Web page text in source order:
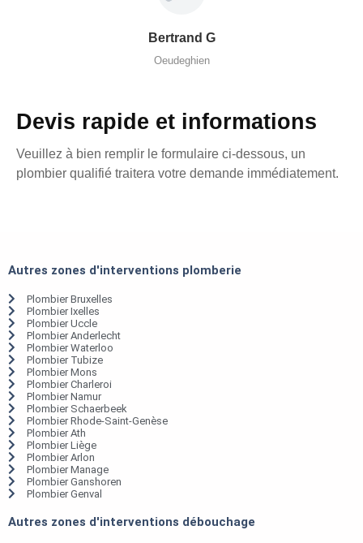
Bertrand G
Oeudeghien
Devis rapide et informations
Veuillez à bien remplir le formulaire ci-dessous, un
plombier qualifié traitera votre demande immédiatement.
Autres zones d'interventions plomberie
Plombier Bruxelles
Plombier Ixelles
Plombier Uccle
Plombier Anderlecht
Plombier Waterloo
Plombier Tubize
Plombier Mons
Plombier Charleroi
Plombier Namur
Plombier Schaerbeek
Plombier Rhode-Saint-Genèse
Plombier Ath
Plombier Liège
Plombier Arlon
Plombier Manage
Plombier Ganshoren
Plombier Genval
Autres zones d'interventions débouchage